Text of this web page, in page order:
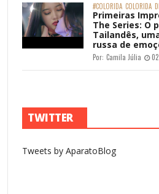
#COLORIDA COLORIDA
Primeiras
The Series: O
Tailandês,
russa de
Por: Camila Júlia
TWITTER
Tweets by AparatoBlog